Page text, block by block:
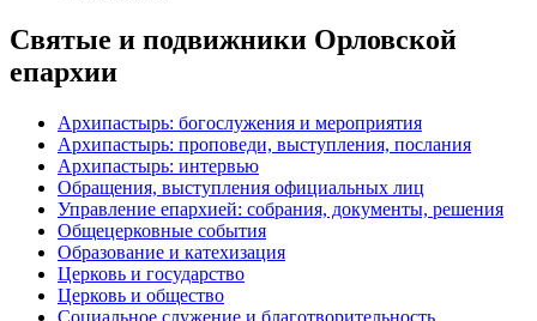
Святые и подвижники Орловской
епархии
Архипастырь: богослужения и мероприятия
Архипастырь: проповеди, выступления, послания
Архипастырь: интервью
Обращения, выступления официальных лиц
Управление епархией: собрания, документы, решения
Общецерковные события
Образование и катехизация
Церковь и государство
Церковь и общество
Социальное служение и благотворительность